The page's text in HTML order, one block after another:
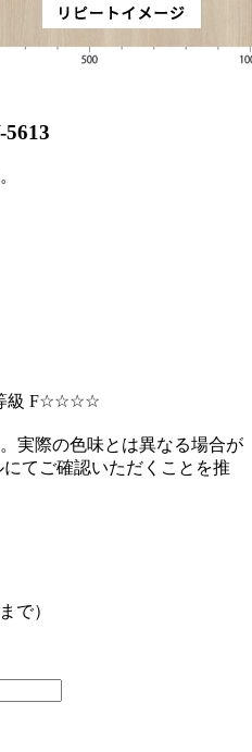
級 F☆☆☆☆
実際の色味とは異なる場合が
てご確認いただくことを推
で）